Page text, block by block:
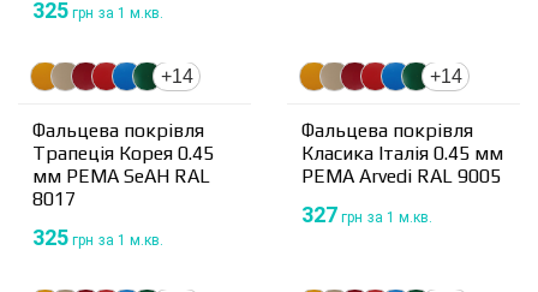
325 грн за 1 м.кв.
+14
Фальцева покрівля
Трапеція Корея 0.45
мм PEMA SeAH RAL
8017
325 грн за 1 м.кв.
+14
Фальцева покрівля
Класика Італія 0.45 мм
PEMA Arvedi RAL 9005
327 грн за 1 м.кв.